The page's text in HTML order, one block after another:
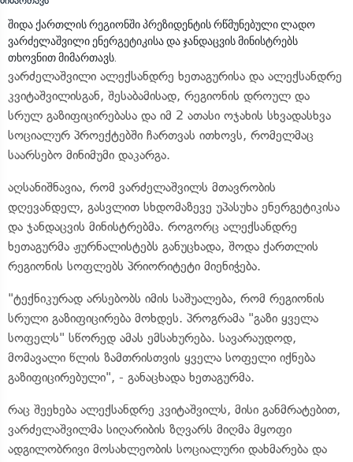
შიდა ქართლის რეგიონში პრეზიდენტის რწმუნებული ლადო
ვარძელაშვილი ენერგეტიკისა და ჯანდაცვის მინისტრებს
თხოვნით მიმართავს.
ვარძელაშვილი ალექსანდრე ხეთაგურისა და ალექსანდრე
კვიტაშვილისგან, შესაბამისად, რეგიონის დროულ და
სრულ გაზიფიცირებასა და იმ 2 ათასი ოჯახის სხვადასხვა
სოციალურ პროექტებში ჩართვას ითხოვს, რომელმაც
საარსებო მინიმუმი დაკარგა.
აღსანიშნავია, რომ ვარძელაშვილს მთავრობის
დღევანდელ, გასვლით სხდომაზევე უპასუხა ენერგეტიკისა
და ჯანდაცვის მინისტრებმა. როგორც ალექსანდრე
ხეთაგურმა ჟურნალისტებს განუცხადა, შოდა ქართლის
რეგიონის სოფლებს პრიორიტეტი მიენიჭება.
"ტექნიკურად არსებობს იმის საშუალება, რომ რეგიონის
სრული გაზიფიცირება მოხდეს. პროგრამა "გაზი ყველა
სოფელს" სწორედ ამას ემსახურება. სავარაუდოდ,
მომავალი წლის ზამთრისთვის ყველა სოფელი იქნება
გაზიფიცირებული", - განაცხადა ხეთაგურმა.
რაც შეეხება ალექსანდრე კვიტაშვილს, მისი განმრატებით,
ვარძელაშვილმა სიღარიბის ზღვარს მიღმა მყოფი
ადგილობრივი მოსახლეობის სოციალური დახმარება და